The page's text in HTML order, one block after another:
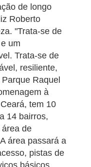
de longo
Roberto
"Trata-se de
um
Trata-se de
resiliente,
Raquel
à
tem 10
14 bairros,
de
área passará a
pistas de
básicos